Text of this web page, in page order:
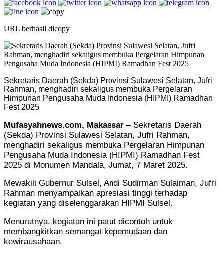
URL berhasil dicopy
Sekretaris Daerah (Sekda) Provinsi Sulawesi Selatan, Jufri
Rahman, menghadiri sekaligus membuka Pergelaran
Himpunan Pengusaha Muda Indonesia (HIPMI) Ramadhan
Fest 2025
Mufasyahnews.com, Makassar – Sekretaris Daerah
(Sekda) Provinsi Sulawesi Selatan, Jufri Rahman,
menghadiri sekaligus membuka Pergelaran Himpunan
Pengusaha Muda Indonesia (HIPMI) Ramadhan Fest
2025 di Monumen Mandala, Jumat, 7 Maret 2025.
Mewakili Gubernur Sulsel, Andi Sudirman Sulaiman, Jufri
Rahman menyampaikan apresiasi tinggi terhadap
kegiatan yang diselenggarakan HIPMI Sulsel.
Menurutnya, kegiatan ini patut dicontoh untuk
membangkitkan semangat kepemudaan dan
kewirausahaan.